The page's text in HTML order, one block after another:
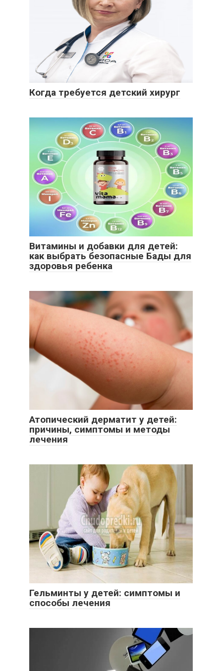
Когда требуется детский хирург
Витамины и добавки для детей:
как выбрать безопасные Бады для
здоровья ребенка
Атопический дерматит у детей:
причины, симптомы и методы
лечения
Гельминты у детей: симптомы и
способы лечения